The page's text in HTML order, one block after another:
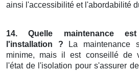
ainsi l'accessibilité et l'abordabilité
14. Quelle maintenance
l'installation ? La maintenance
minime, mais il est conseillé de
l'état de l'isolation pour s'assurer